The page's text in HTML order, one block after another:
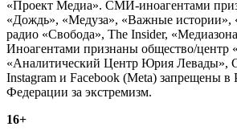
«Проект Медиа». СМИ-иноагентами
«Дождь», «Медуза», «Важные истории»,
радио «Свобода», The Insider,
Иноагентами признаны общество/центр
«Аналитический Центр Юрия Левады»,
Instagram и Facebook (Metа) запрещены в
Федерации за экстремизм.
16+